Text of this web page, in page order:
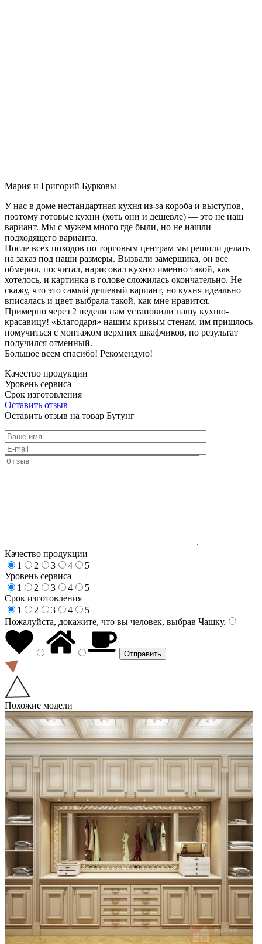
Мария и Григорий Бурковы
У нас в доме нестандартная кухня из-за короба и выступов,
поэтому готовые кухни (хоть они и дешевле) — это не наш
вариант. Мы с мужем много где были, но не нашли
подходящего варианта.
После всех походов по торговым центрам мы решили делать
на заказ под наши размеры. Вызвали замерщика, он все
обмерил, посчитал, нарисовал кухню именно такой, как
хотелось, и картинка в голове сложилась окончательно. Не
скажу, что это самый дешевый вариант, но кухня идеально
вписалась и цвет выбрала такой, как мне нравится.
Примерно через 2 недели нам установили нашу кухню-
красавицу! «Благодаря» нашим кривым стенам, им пришлось
помучиться с монтажом верхних шкафчиков, но результат
получился отменный.
Большое всем спасибо! Рекомендую!
Качество продукции
Уровень сервиса
Срок изготовления
Оставить отзыв
Оставить отзыв на товар Бутунг
Качество продукции
1
2 3 4
5
Уровень сервиса
1
2 3 4
5
Срок изготовления
1
2 3 4
5
Пожалуйста, докажите, что вы человек, выбрав Чашку.
Похожие модели